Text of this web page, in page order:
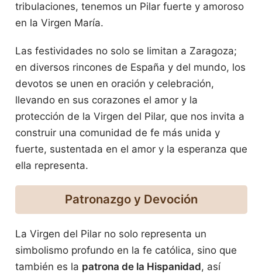
tribulaciones, tenemos un Pilar fuerte y amoroso
en la Virgen María.
Las festividades no solo se limitan a Zaragoza;
en diversos rincones de España y del mundo, los
devotos se unen en oración y celebración,
llevando en sus corazones el amor y la
protección de la Virgen del Pilar, que nos invita a
construir una comunidad de fe más unida y
fuerte, sustentada en el amor y la esperanza que
ella representa.
Patronazgo y Devoción
La Virgen del Pilar no solo representa un
simbolismo profundo en la fe católica, sino que
también es la patrona de la Hispanidad, así